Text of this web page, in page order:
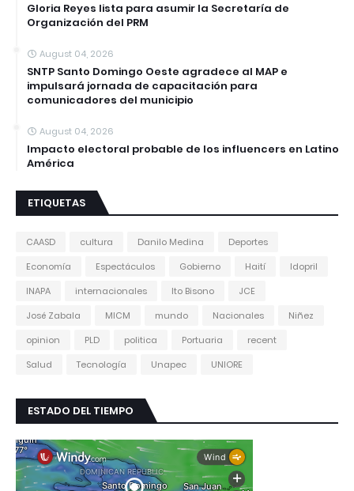
Gloria Reyes lista para asumir la Secretaría de
Organización del PRM
August 04, 2026
SNTP Santo Domingo Oeste agradece al MAP e
impulsará jornada de capacitación para
comunicadores del municipio
August 04, 2026
Impacto electoral probable de los influencers en Latino
América
ETIQUETAS
CAASD cultura Danilo Medina
Deportes
Economía
Espectáculos Gobierno Haití
Idopril
INAPA
internacionales Ito Bisono
JCE
José Zabala
MICM mundo Nacionales
Niñez
opinion
PLD politica Portuaria
recent
Salud
Tecnología Unapec UNIORE
ESTADO DEL TIEMPO